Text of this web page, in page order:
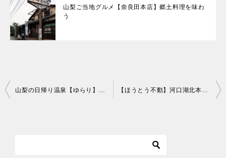
山梨ご当地グルメ【奈良田本店】郷土料理を味わ
う
投
稿
山梨の日帰り温泉【ゆらり】露天風呂を堪能！クーポン有り 【ほうとう不動】河口湖北本店で郷土料理をいただく！